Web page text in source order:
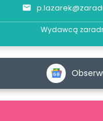
Wydawcą